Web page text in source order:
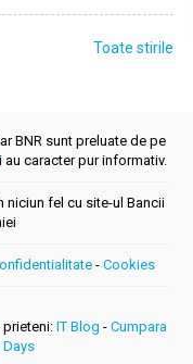
Toate stirile
BNR sunt preluate de pe
au caracter pur informativ.
niciun fel cu site-ul Bancii
- Cookies
prieteni: IT Blog - Cumpara